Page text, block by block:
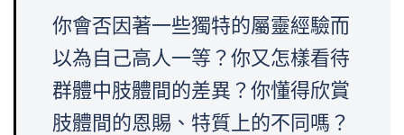
你會否因著一些獨特的屬靈經驗而
以為自己高人一等？你又怎樣看待
群體中肢體間的差異？你懂得欣賞
肢體間的恩賜、特質上的不同嗎？